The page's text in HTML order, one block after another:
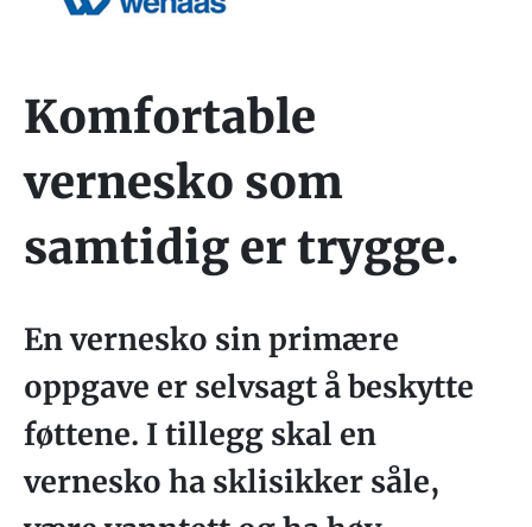
Komfortable
vernesko som
samtidig er trygge.
En vernesko sin primære
oppgave er selvsagt å beskytte
føttene. I tillegg skal en
vernesko ha sklisikker såle,